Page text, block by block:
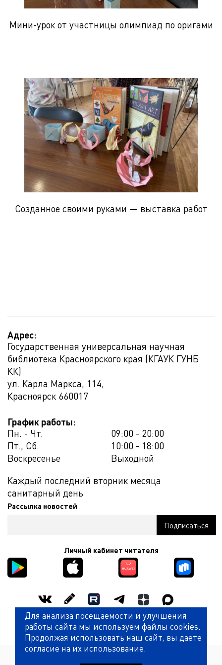
Мини-урок от участницы олимпиад по оригами
Созданное своими руками — выставка работ
Адрес:
Государственная универсальная научная
библиотека Красноярского края (КГАУК ГУНБ
КК)
ул. Карла Маркса, 114,
Красноярск 660017
График работы:
Пн. - Чт.
09:00 - 20:00
Пт., Сб.
10:00 - 18:00
Воскресенье
Выходной
Каждый последний вторник месяца
санитарный день
Рассылка новостей
Личный кабинет читателя
Оценить работу библиотеки
Для анализа посещаемости и улучшения
работы сайта мы используем файлы cookies.
Продолжая использовать наш сайт, вы даете
согласие на их использование.